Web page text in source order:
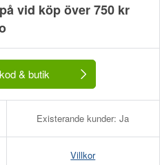
vid köp över 750 kr
& butik
Existerande kunder: Ja
Villkor